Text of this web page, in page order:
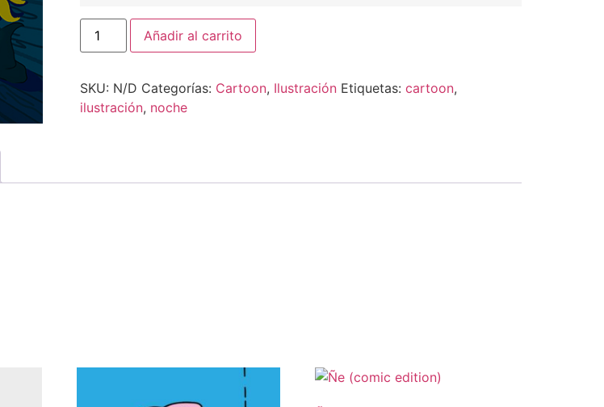
Noche
cantidad
Añadir al carrito
SKU: N/D Categorías: Cartoon, Ilustración Etiquetas: cartoon,
ilustración, noche